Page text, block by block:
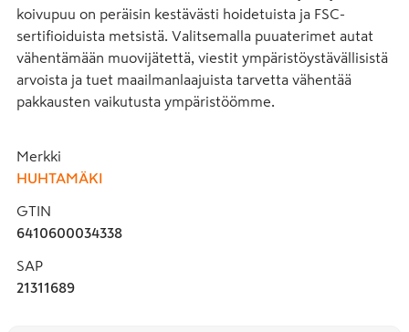
koivupuu on peräisin kestävästi hoidetuista ja FSC-
sertifioiduista metsistä. Valitsemalla puuaterimet autat
vähentämään muovijätettä, viestit ympäristöystävällisistä
arvoista ja tuet maailmanlaajuista tarvetta vähentää
pakkausten vaikutusta ympäristöömme.
Merkki
HUHTAMÄKI
GTIN
6410600034338
SAP
21311689